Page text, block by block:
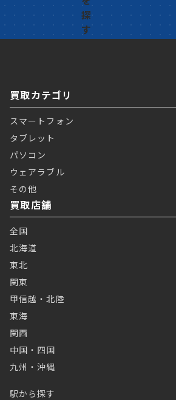
買取カテゴリ
スマートフォン
タブレット
パソコン
ウェアラブル
その他
買取店舗
全国
北海道
東北
関東
甲信越・北陸
東海
関西
中国・四国
九州・沖縄
駅から探す